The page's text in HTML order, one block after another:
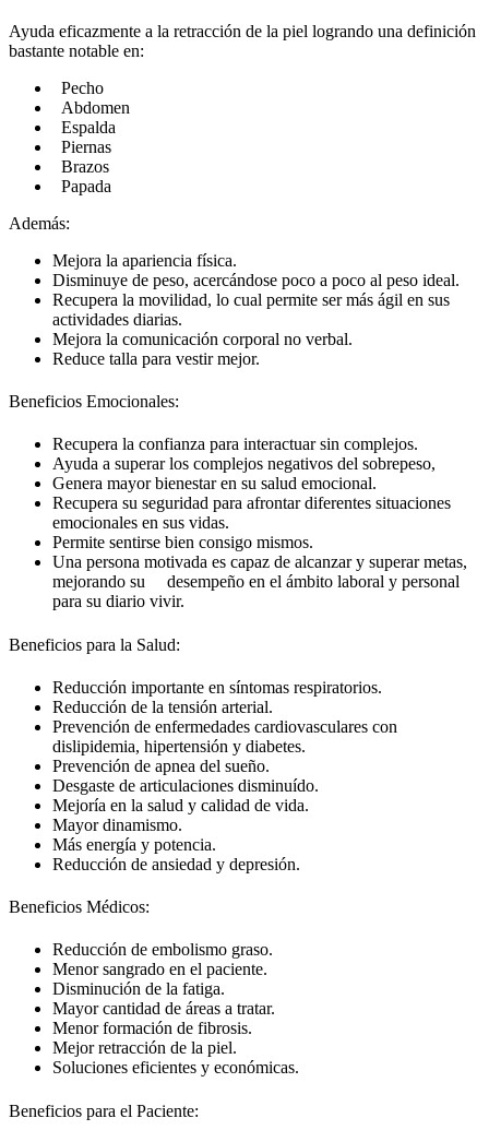
Ayuda eficazmente a la retracción de la piel logrando una definición
bastante notable en:
Pecho
Abdomen
Espalda
Piernas
Brazos
Papada
Además:
Mejora la apariencia física.
Disminuye de peso, acercándose poco a poco al peso ideal.
Recupera la movilidad, lo cual permite ser más ágil en sus
actividades diarias.
Mejora la comunicación corporal no verbal.
Reduce talla para vestir mejor.
Beneficios Emocionales:
Recupera la confianza para interactuar sin complejos.
Ayuda a superar los complejos negativos del sobrepeso,
Genera mayor bienestar en su salud emocional.
Recupera su seguridad para afrontar diferentes situaciones
emocionales en sus vidas.
Permite sentirse bien consigo mismos.
Una persona motivada es capaz de alcanzar y superar metas,
mejorando su desempeño en el ámbito laboral y personal
para su diario vivir.
Beneficios para la Salud:
Reducción importante en síntomas respiratorios.
Reducción de la tensión arterial.
Prevención de enfermedades cardiovasculares con
dislipidemia, hipertensión y diabetes.
Prevención de apnea del sueño.
Desgaste de articulaciones disminuído.
Mejoría en la salud y calidad de vida.
Mayor dinamismo.
Más energía y potencia.
Reducción de ansiedad y depresión.
Beneficios Médicos:
Reducción de embolismo graso.
Menor sangrado en el paciente.
Disminución de la fatiga.
Mayor cantidad de áreas a tratar.
Menor formación de fibrosis.
Mejor retracción de la piel.
Soluciones eficientes y económicas.
Beneficios para el Paciente: